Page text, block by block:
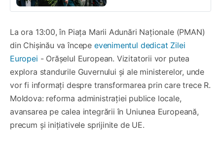
La ora 13:00, în Piața Marii Adunări Naționale (PMAN)
din Chișinău va începe evenimentul dedicat Zilei
Europei - Orășelul European. Vizitatorii vor putea
explora standurile Guvernului și ale ministerelor, unde
vor fi informați despre transformarea prin care trece R.
Moldova: reforma administrației publice locale,
avansarea pe calea integrării în Uniunea Europeană,
precum și inițiativele sprijinite de UE.